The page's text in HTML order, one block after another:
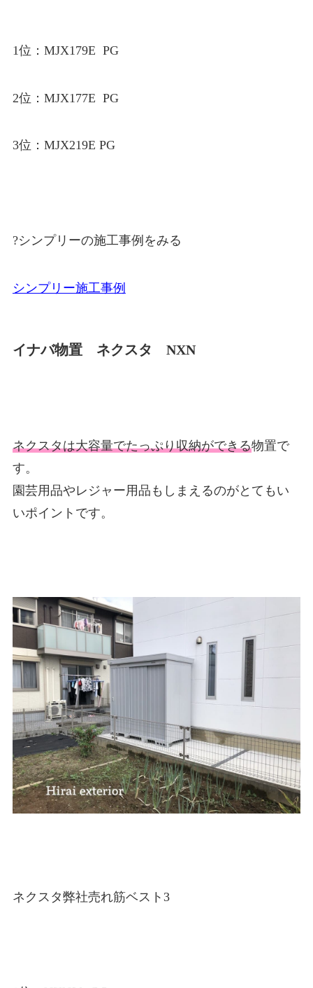
1位：MJX179E PG
2位：MJX177E PG
3位：MJX219E PG
?シンプリーの施工事例をみる
シンプリー施工事例
イナバ物置 ネクスタ NXN
ネクスタは大容量でたっぷり収納ができる物置で
す。
園芸用品やレジャー用品もしまえるのがとてもい
いポイントです。
ネクスタ弊社売れ筋ベスト3